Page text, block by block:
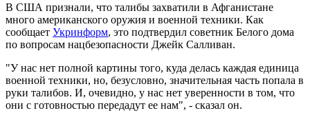
В США признали, что талибы захватили в Афганистане
много американского оружия и военной техники. Как
сообщает Укринформ, это подтвердил советник Белого дома
по вопросам нацбезопасности Джейк Салливан.
"У нас нет полной картины того, куда делась каждая единица
военной техники, но, безусловно, значительная часть попала в
руки талибов. И, очевидно, у нас нет уверенности в том, что
они с готовностью передадут ее нам", - сказал он.